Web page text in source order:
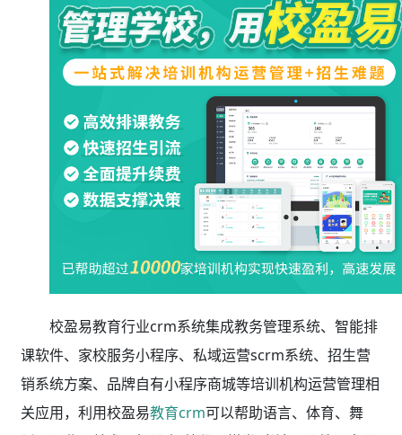
校盈易教育行业crm系统集成教务管理系统、智能排
课软件、家校服务小程序、私域运营scrm系统、招生营
销系统方案、品牌自有小程序商城等培训机构运营管理相
关应用，利用校盈易教育crm可以帮助语言、体育、舞